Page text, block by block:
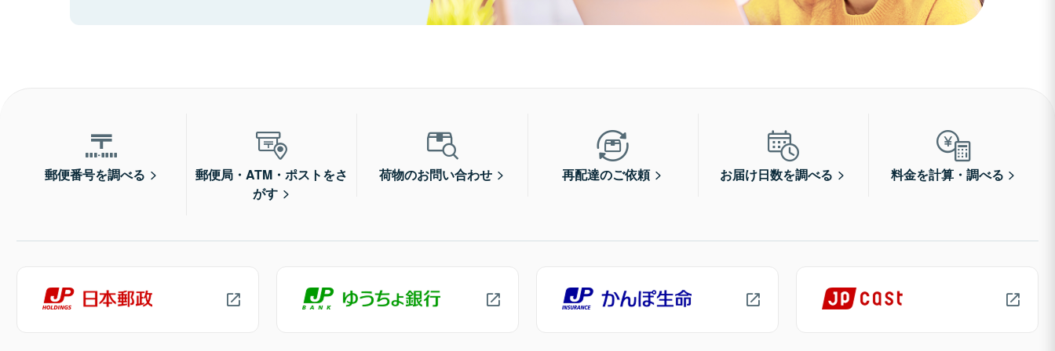
郵便番号を調べる
郵便局・ATM・ポストをさ
がす
荷物のお問い合わせ 再配達のご依頼 お届け日数を調べる 料金を計算・調べる